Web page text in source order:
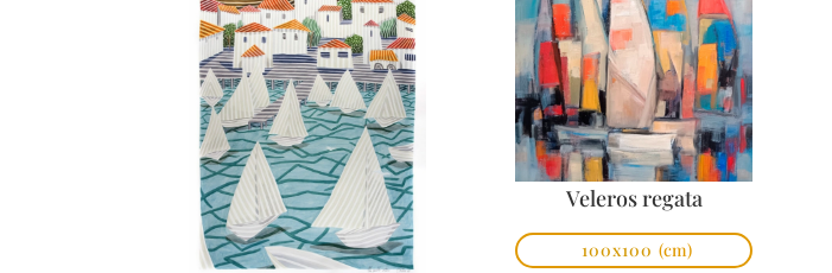
Veleros regata
100x100 (cm)